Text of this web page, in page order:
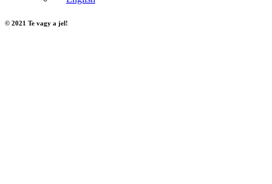
© 2021 Te vagy a jel!